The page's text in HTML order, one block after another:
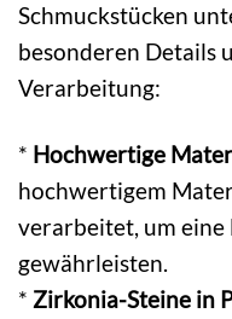
Schmuckstücken
besonderen Details
Verarbeitung:
* Hochwertige
hochwertigem
verarbeitet, um eine
gewährleisten.
* Zirkonia-Steine in